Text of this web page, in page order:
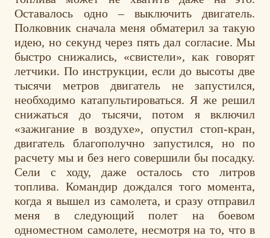
Оставалось одно – выключить двигатель.
Полковник сначала меня обматерил за такую
идею, но секунд через пять дал согласие. Мы
быстро снижались, «свистели», как говорят
летчики. По инструкции, если до высоты две
тысячи метров двигатель не запустился,
необходимо катапультироваться. Я же решил
снижаться до тысячи, потом я включил
«зажигание в воздухе», опустил стоп-кран,
двигатель благополучно запустился, но по
расчету мы и без него совершили бы посадку.
Сели с ходу, даже осталось сто литров
топлива. Командир дождался того момента,
когда я вышел из самолета, и сразу отправил
меня в следующий полет на боевом
одноместном самолете, несмотря на то, что в